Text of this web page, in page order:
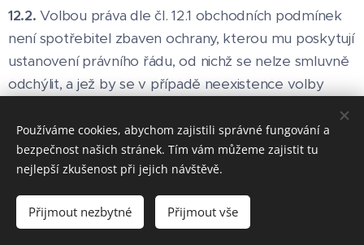
12.2.Volbou práva dle čl. 12.1 obchodních podmínek
není spotřebitel zbaven ochrany, kterou mu poskytují
ustanovení právního řádu, od nichž se nelze smluvně
odchýlit, a jež by se v případě neexistence volby
Evropského parlamentu a Rady (ES) č. 593/2008 ze
dne 17. června 2008 o právu rozhodném pro smluvní
závazkové vztahy (Řím I).
12.3.Je-li některé ustanovení obchodních podmínek
Používáme cookies, abychom zajistili správné fungování a
bezpečnost našich stránek. Tím vám můžeme zajistit tu
nejlepší zkušenost při jejich návštěvě.
Přijmout nezbytné Přijmout vše